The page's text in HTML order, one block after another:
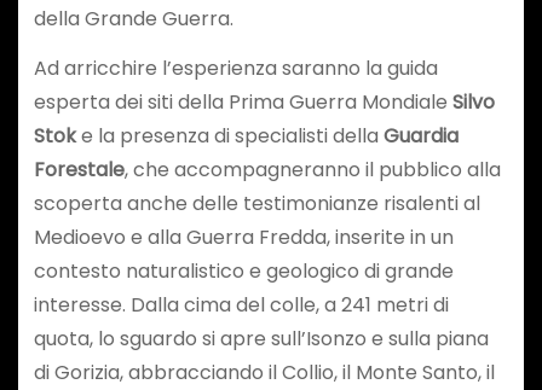
della Grande Guerra.
Ad arricchire l’esperienza saranno la guida
esperta dei siti della Prima Guerra Mondiale Silvo
Stoke la presenza di specialisti della Guardia
Forestale, che accompagneranno il pubblico alla
scoperta anche delle testimonianze risalenti al
Medioevo e alla Guerra Fredda, inserite in un
contesto naturalistico e geologico di grande
interesse. Dalla cima del colle, a 241 metri di
quota, lo sguardo si apre sull’Isonzo e sulla piana
di Gorizia, abbracciando il Collio, il Monte Santo, il